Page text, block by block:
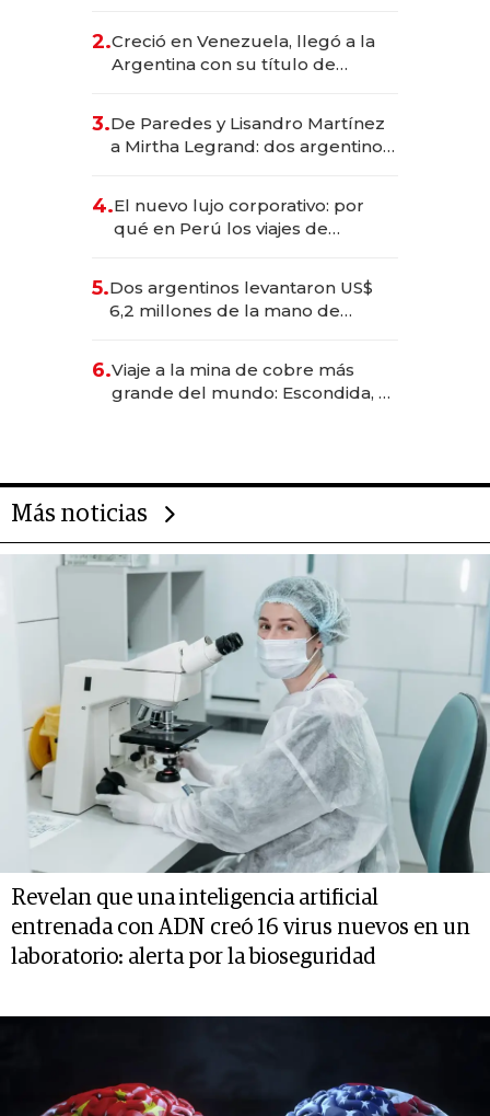
2.Creció en Venezuela, llegó a la
Argentina con su título de
las marcas "fast premium"
3.De Paredes y Lisandro Martínez
a Mirtha Legrand: dos argentinos
4.El nuevo lujo corporativo: por
qué en Perú los viajes de
para convertirse en experiencias
transformadoras
5.Dos argentinos levantaron US$
6,2 millones de la mano de
6.Viaje a la mina de cobre más
grande del mundo: Escondida, el
Más noticias
Revelan que una inteligencia artificial
entrenada con ADN creó 16 virus nuevos en un
laboratorio: alerta por la bioseguridad